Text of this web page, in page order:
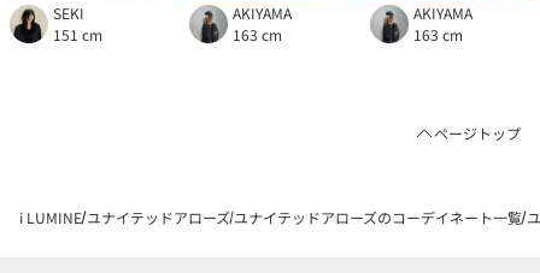
SEKI
151 cm
AKIYAMA
163 cm
AKIYAMA
163 cm
ページトップ
i LUMINE ユナイテッドアローズ ユナイテッドアローズのコーデイネート一覧